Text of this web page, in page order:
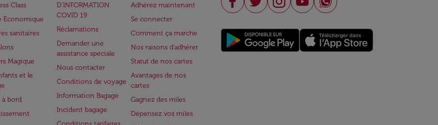
Class
Economique
sanitaires
Magique
et le
à bord
D’INFORMATION
COVID 19
Réclamations
Demander une
assistance spéciale
Nous contacter
Conditions de voyage
Information Bagage
Incident bagage
Adhérez maintenant
Se connecter
Comment ça marche
Nos raisons d'adhérer
Statut de nos cartes
Avantages de nos
cartes
Gagnez des miles
Dépensez vos miles